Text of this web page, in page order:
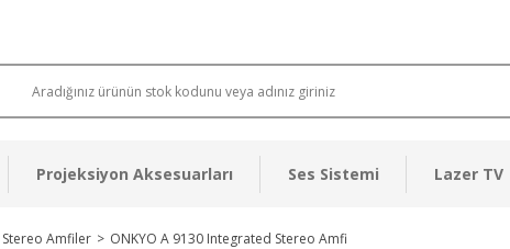
Projeksiyon Aksesuarları Ses Sistemi Lazer TV
Stereo Amfiler ONKYO A 9130 Integrated Stereo Amfi